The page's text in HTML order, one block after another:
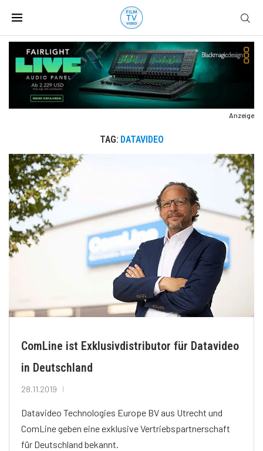
Anzeige
TAG: DATAVIDEO
ComLine ist Exklusivdistributor für Datavideo
in Deutschland
28.11.2019
Datavideo Technologies Europe BV aus Utrecht und
ComLine geben eine exklusive Vertriebspartnerschaft
für Deutschland bekannt.